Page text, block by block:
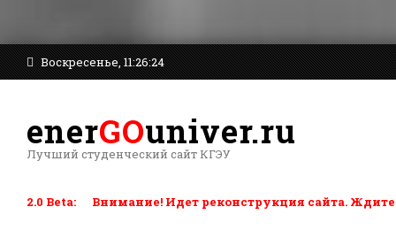
Воскресенье, 11:26:24
enerGOuniver.ru
Лучший студенческий сайт КГЭУ
2.0 Beta: Внимание! Идет реконструкция сайта. Ждите